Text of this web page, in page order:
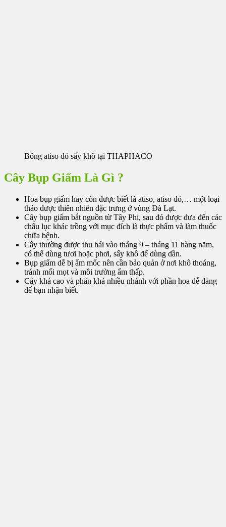
Bông atiso đỏ sấy khô tại THAPHACO
Cây Bụp Giấm Là Gì ?
Hoa bụp giấm hay còn dược biết là atiso, atiso đỏ,… một loại
thảo dược thiên nhiên đặc trưng ở vùng Đà Lạt.
Cây bụp giấm bắt nguồn từ Tây Phi, sau đó được đưa đến các
châu lục khác trồng với mục đích là thực phẩm và làm thuốc
chữa bệnh.
Cây thường được thu hái vào tháng 9 – tháng 11 hàng năm,
có thể dùng tươi hoặc phơi, sấy khô để dùng dần.
Bụp giấm dễ bị ẩm mốc nên cần bảo quản ở nơi khô thoáng,
tránh mối mọt và môi trường ẩm thấp.
Cây khá cao và phân khá nhiều nhánh với phần hoa dễ dàng
để bạn nhận biết.